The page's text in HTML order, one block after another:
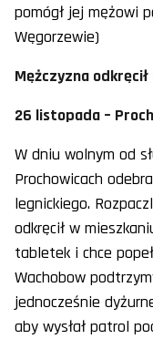
pomógł jej mężowi
Węgorzewie)
Mężczyzna
26 listopada –
W dniu wolnym od
Prochowicach
legnickiego.
odkręcił w
tabletek i chce
Wachobow
jednocześnie
aby wysłał patrol